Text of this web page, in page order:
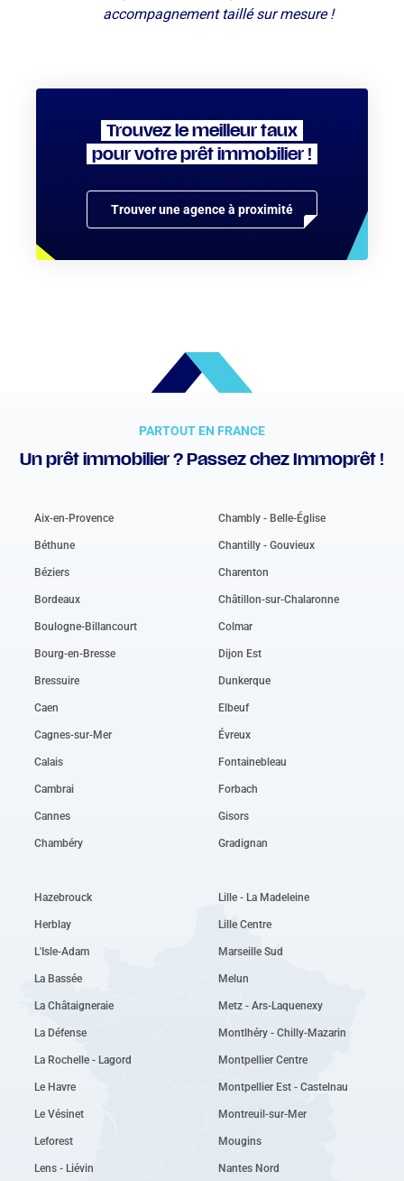
accompagnement taillé sur mesure !
Trouvez le meilleur taux
pour votre prêt immobilier !
Trouver une agence à proximité
PARTOUT EN FRANCE
Un prêt immobilier ? Passez chez Immoprêt !
Aix-en-Provence
Béthune
Béziers
Bordeaux
Boulogne-Billancourt
Bourg-en-Bresse
Bressuire
Caen
Cagnes-sur-Mer
Calais
Cambrai
Cannes
Chambéry
Chambly - Belle-Église
Chantilly - Gouvieux
Charenton
Châtillon-sur-Chalaronne
Colmar
Dijon Est
Dunkerque
Elbeuf
Évreux
Fontainebleau
Forbach
Gisors
Gradignan
Hazebrouck
Herblay
L'Isle-Adam
La Bassée
La Châtaigneraie
La Défense
La Rochelle - Lagord
Le Havre
Le Vésinet
Leforest
Lens - Liévin
Lille - La Madeleine
Lille Centre
Marseille Sud
Melun
Metz - Ars-Laquenexy
Montlhéry - Chilly-Mazarin
Montpellier Centre
Montpellier Est - Castelnau
Montreuil-sur-Mer
Mougins
Nantes Nord